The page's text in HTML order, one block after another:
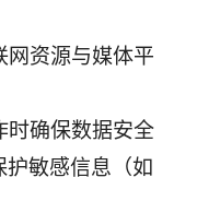
网资源与媒体平
时确保数据安全
护敏感信息（如